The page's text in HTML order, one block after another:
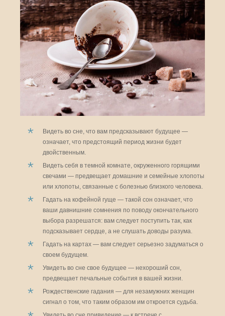
Видеть во сне, что вам предсказывают будущее —
означает, что предстоящий период жизни будет
двойственным.
Видеть себя в темной комнате, окруженного горящими
свечами — предвещает домашние и семейные хлопоты
или хлопоты, связанные с болезнью близкого человека.
Гадать на кофейной гуще — такой сон означает, что
ваши давнишние сомнения по поводу окончательного
выбора разрешатся: вам следует поступить так, как
подсказывает сердце, а не слушать доводы разума.
Гадать на картах — вам следует серьезно задуматься о
своем будущем.
Увидеть во сне свое будущее — нехороший сон,
предвещает печальные события в вашей жизни.
Рождественские гадания — для незамужних женщин
сигнал о том, что таким образом им откроется судьба.